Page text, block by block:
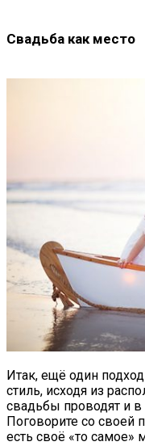
Свадьба как место
Итак, ещё один
стиль, исходя из
свадьбы проводят и
Поговорите со своей
есть своё «то самое»